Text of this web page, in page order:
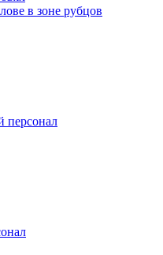
в зоне рубцов
персонал